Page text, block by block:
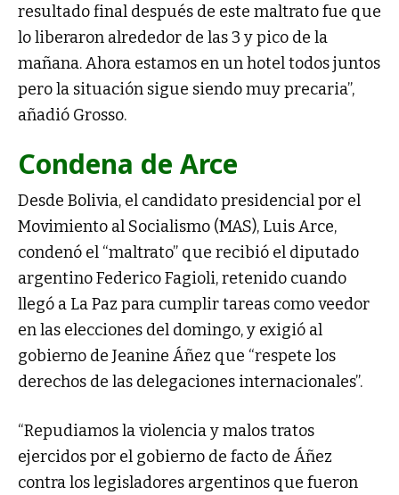
resultado final después de este maltrato fue que
lo liberaron alrededor de las 3 y pico de la
mañana. Ahora estamos en un hotel todos juntos
pero la situación sigue siendo muy precaria”,
añadió Grosso.
Condena de Arce
Desde Bolivia, el candidato presidencial por el
Movimiento al Socialismo (MAS), Luis Arce,
condenó el “maltrato” que recibió el diputado
argentino Federico Fagioli, retenido cuando
llegó a La Paz para cumplir tareas como veedor
en las elecciones del domingo, y exigió al
gobierno de Jeanine Áñez que “respete los
derechos de las delegaciones internacionales”.
“Repudiamos la violencia y malos tratos
ejercidos por el gobierno de facto de Áñez
contra los legisladores argentinos que fueron